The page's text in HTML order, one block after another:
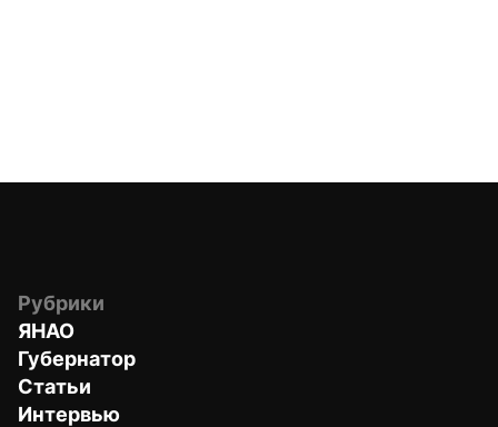
Рубрики
ЯНАО
Губернатор
Статьи
Интервью